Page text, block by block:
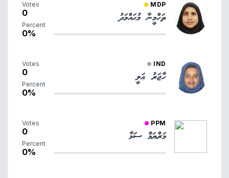
MDP
ތަހްމީނާ މުޙައްމަދު
Votes
0
Percent
0%
IND
ހާޖަރު ޢަލީ
Votes
0
Percent
0%
PPM
މަރްޔަމް ސަމާ
Votes
0
Percent
0%